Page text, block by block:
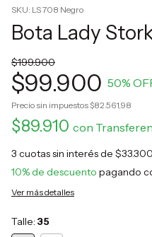
SKU: LS 708 Negro
Bota Lady
$199.900
$99.900 50%
Precio sin impuestos$82.561,98
$89.910 con
3 cuotas sin interés de $33.300
10% de descuento pagando
Ver más detalles
Talle: 35